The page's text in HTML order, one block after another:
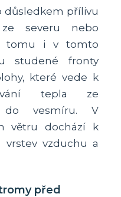
důsledkem přílivu
severu nebo
tomu i v tomto
studené fronty
které vede k
tepla ze
do vesmíru. V
větru dochází k
vrstev vzduchu a
před